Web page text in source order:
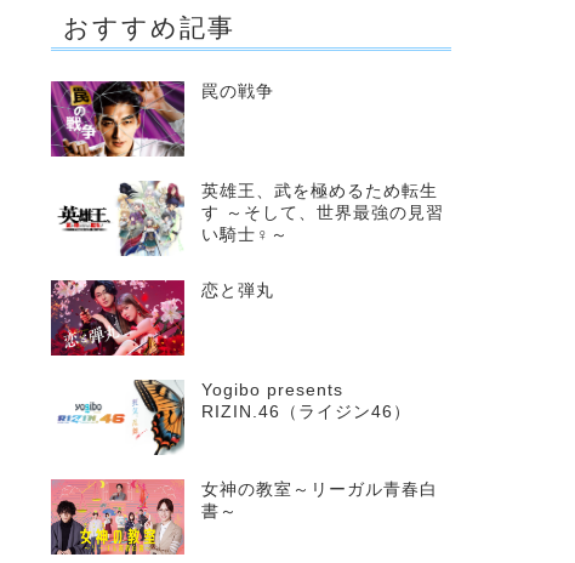
おすすめ記事
罠の戦争
英雄王、武を極めるため転生
す ～そして、世界最強の見習
い騎士♀～
恋と弾丸
Yogibo presents
RIZIN.46（ライジン46）
女神の教室～リーガル青春白
書～